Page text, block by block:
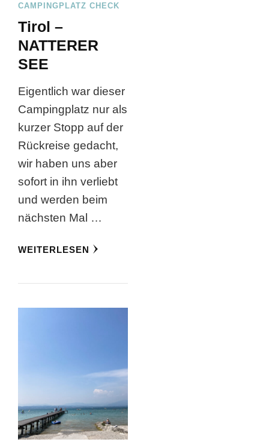
CAMPINGPLATZ CHECK
Tirol –
NATTERER
SEE
Eigentlich war dieser
Campingplatz nur als
kurzer Stopp auf der
Rückreise gedacht,
wir haben uns aber
sofort in ihn verliebt
und werden beim
nächsten Mal …
WEITERLESEN